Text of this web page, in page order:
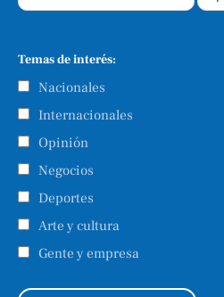
Temas de interés:
Nacionales
Internacionales
Opinión
Negocios
Deportes
Arte y cultura
Gente y empresa